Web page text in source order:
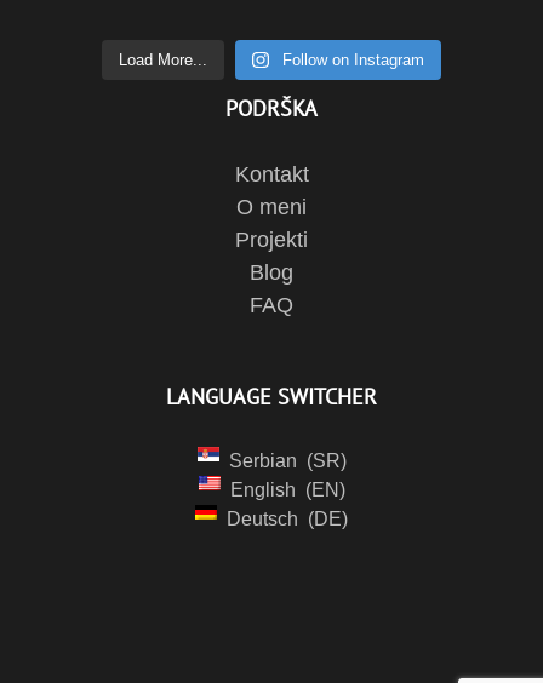
Load More... Follow on Instagram
PODRŠKA
Kontakt
O meni
Projekti
Blog
FAQ
LANGUAGE SWITCHER
Serbian
SR
English
EN
Deutsch
DE